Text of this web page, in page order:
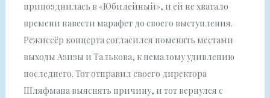
припозднилась в «Юбилейный», и ей не хватало
времени навести марафет до своего выступления.
Режиссёр концерта согласился поменять местами
выходы Азизы и Талькова, к немалому удивлению
последнего. Тот отправил своего директора
Шляфмана выяснять причину, и тот вернулся с